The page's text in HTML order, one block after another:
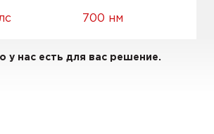
700 нм
у нас есть для вас решение.